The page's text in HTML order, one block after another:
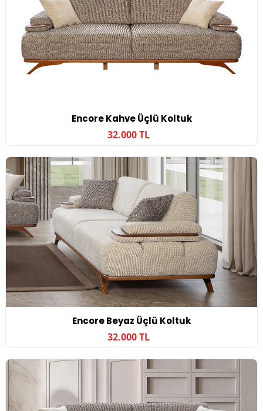
Encore Kahve Üçlü Koltuk
32.000 TL
Encore Beyaz Üçlü Koltuk
32.000 TL